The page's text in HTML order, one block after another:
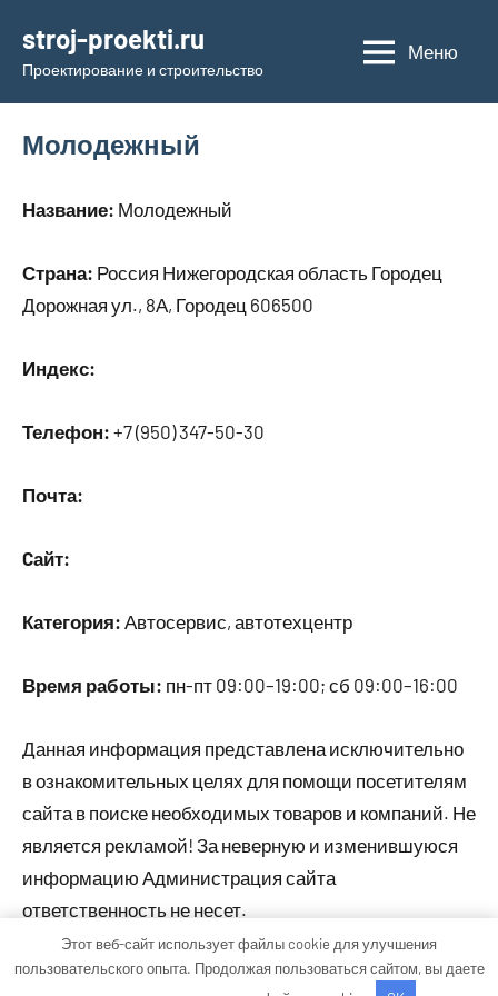
содержимому
stroj-proekti.ru
Проектирование и строительство
Меню
Молодежный
Название: Молодежный
Страна: Россия Нижегородская область Городец
Дорожная ул., 8А, Городец 606500
Индекс:
Телефон: +7 (950) 347-50-30
Почта:
Cайт:
Категория: Автосервис, автотехцентр
Время работы: пн-пт 09:00–19:00; сб 09:00–16:00
Данная информация представлена исключительно
в ознакомительных целях для помощи посетителям
сайта в поиске необходимых товаров и компаний. Не
является рекламой! За неверную и изменившуюся
информацию Администрация сайта
ответственность не несет.
Этот веб-сайт использует файлы cookie для улучшения
пользовательского опыта. Продолжая пользоваться сайтом, вы даете